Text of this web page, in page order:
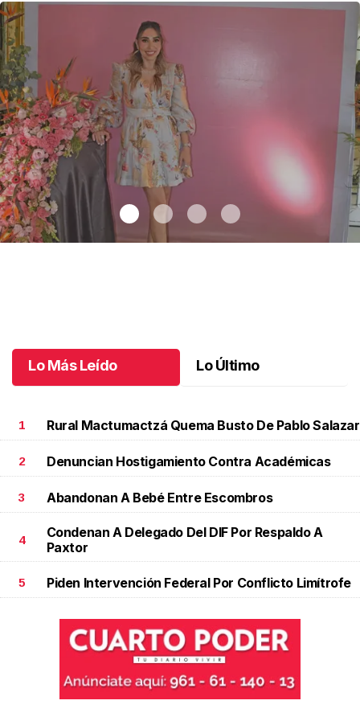
Lo Más Leído Lo Último
1 Rural Mactumactzá Quema Busto De Pablo Salazar
2 Denuncian Hostigamiento Contra Académicas
3 Abandonan A Bebé Entre Escombros
4
Condenan A Delegado Del DIF Por Respaldo A
Paxtor
5 Piden Intervención Federal Por Conflicto Limítrofe